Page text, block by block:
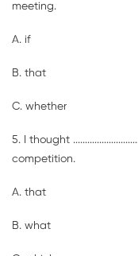
meeting.
A. if
B. that
C. whether
5. I thought
competition.
A. that
B. what